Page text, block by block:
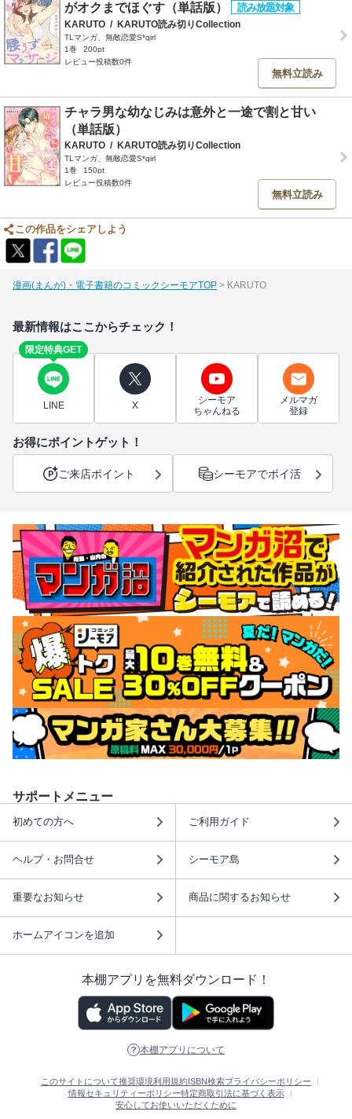
がオクまでほぐす（単話版）
KARUTO / KARUTO読み切りCollection
TLマンガ、無敵恋愛S*girl
1巻
200pt
レビュー投稿数0件
無料立読み
チャラ男な幼なじみは意外と一途で割と甘い
（単話版）
KARUTO / KARUTO読み切りCollection
TLマンガ、無敵恋愛S*girl
1巻
150pt
レビュー投稿数0件
無料立読み
この作品をシェアしよう
漫画(まんが)・電子書籍のコミックシーモアTOP KARUTO
最新情報はここからチェック！
限定特典GET
LINE X
シーモア
ちゃんねる
メルマガ
登録
お得にポイントゲット！
ご来店ポイント シーモアでポイ活
サポートメニュー
初めての方へ ご利用ガイド
ヘルプ・お問合せ シーモア島
重要なお知らせ 商品に関するお知らせ
ホームアイコンを追加
本棚アプリを無料ダウンロード！
本棚アプリについて
このサイトについて推奨環境利用規約 ISBN検索プライバシーポリシー
情報セキュリティーポリシー特定商取引法に基づく表示
安心してお使いいただくために